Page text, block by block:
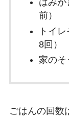
はみが
前）
トイ
8回）
家のそ
ごはんの回数